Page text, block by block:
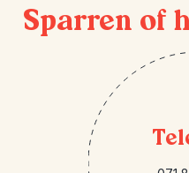
Sparren of